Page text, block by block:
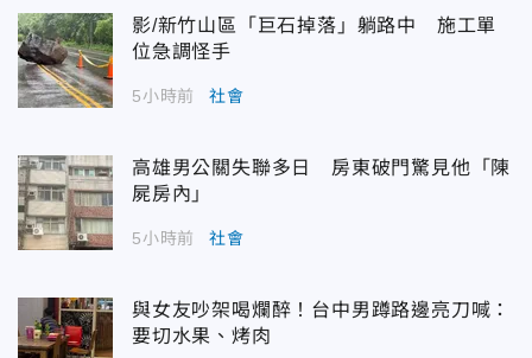
影/新竹山區「巨石掉落」躺路中 施工單
位急調怪手
5小時前 社會
高雄男公關失聯多日 房東破門驚見他「陳
屍房內」
5小時前 社會
與女友吵架喝爛醉！台中男蹲路邊亮刀喊：
要切水果、烤肉